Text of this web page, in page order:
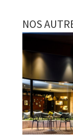
NOS